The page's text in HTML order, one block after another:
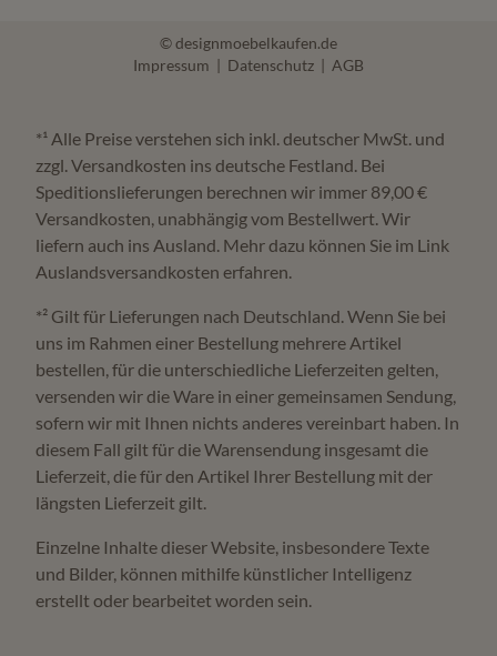
Häufige Fragen zu Sofort lieferbar
Sofort lieferbare Möbel sind bereits verfügbar oder
kurzfristig abrufbar. Die genaue Lieferzeit hängt vom Artikel
und Lieferort ab.
Kann ich sofort lieferbare Möbel in Olpe ansehen?
Ja, viele verfügbare Möbel können bei Möbel Zeppenfeld
in Olpe direkt erlebt und geprüft werden.
Gilt der Service auch im Umkreis von 150 km?
Möbel Zeppenfeld betreut Kunden aus der Region rund
um Olpe und auch aus einem weiteren Umkreis von etwa
© designmoebelkaufen.de
Impressum | Datenschutz | AGB
*¹ Alle Preise verstehen sich inkl. deutscher MwSt. und
zzgl. Versandkosten ins deutsche Festland. Bei
Speditionslieferungen berechnen wir immer 89,00 €
Versandkosten, unabhängig vom Bestellwert. Wir
liefern auch ins Ausland. Mehr dazu können Sie im Link
Auslandsversandkosten erfahren.
*² Gilt für Lieferungen nach Deutschland. Wenn Sie bei
uns im Rahmen einer Bestellung mehrere Artikel
bestellen, für die unterschiedliche Lieferzeiten gelten,
versenden wir die Ware in einer gemeinsamen Sendung,
sofern wir mit Ihnen nichts anderes vereinbart haben. In
diesem Fall gilt für die Warensendung insgesamt die
Lieferzeit, die für den Artikel Ihrer Bestellung mit der
längsten Lieferzeit gilt.
Einzelne Inhalte dieser Website, insbesondere Texte
und Bilder, können mithilfe künstlicher Intelligenz
erstellt oder bearbeitet worden sein.